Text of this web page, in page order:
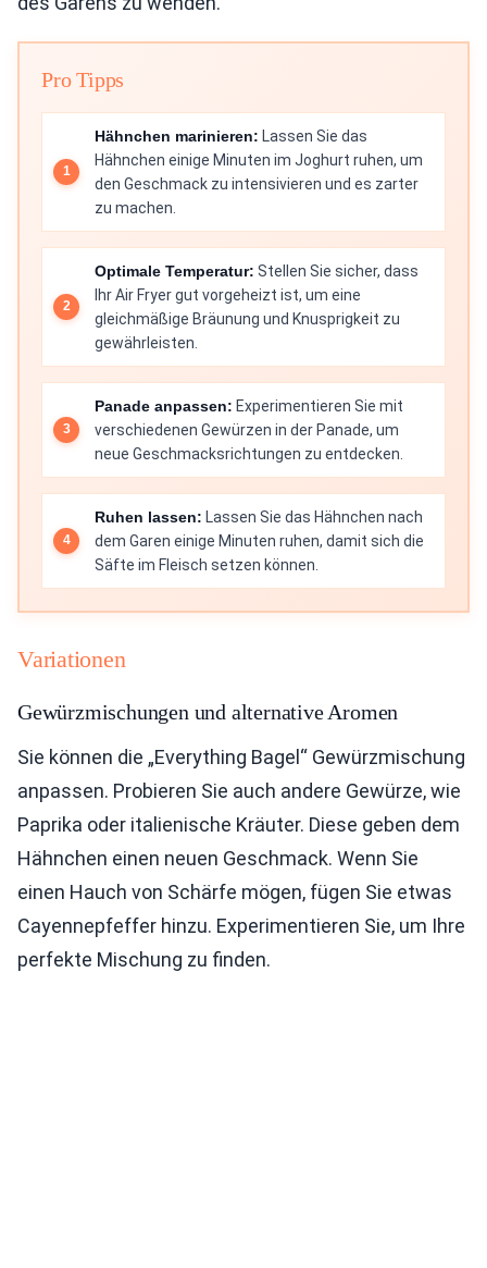
Pro Tipps
Hähnchen marinieren: Lassen Sie das
Hähnchen einige Minuten im Joghurt ruhen, um
den Geschmack zu intensivieren und es zarter
zu machen.
Optimale Temperatur: Stellen Sie sicher, dass
Ihr Air Fryer gut vorgeheizt ist, um eine
gleichmäßige Bräunung und Knusprigkeit zu
gewährleisten.
Panade anpassen: Experimentieren Sie mit
verschiedenen Gewürzen in der Panade, um
neue Geschmacksrichtungen zu entdecken.
Ruhen lassen: Lassen Sie das Hähnchen nach
dem Garen einige Minuten ruhen, damit sich die
Säfte im Fleisch setzen können.
Variationen
Gewürzmischungen und alternative Aromen
Sie können die „Everything Bagel“ Gewürzmischung
anpassen. Probieren Sie auch andere Gewürze, wie
Paprika oder italienische Kräuter. Diese geben dem
Hähnchen einen neuen Geschmack. Wenn Sie
einen Hauch von Schärfe mögen, fügen Sie etwas
Cayennepfeffer hinzu. Experimentieren Sie, um Ihre
perfekte Mischung zu finden.